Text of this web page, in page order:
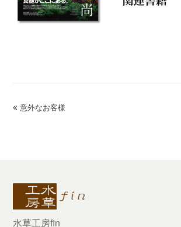
previous
意外なお客様
水草工房fin